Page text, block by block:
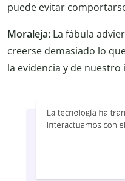
puede evitar
Moraleja: La fábula
creerse demasiado lo
la evidencia y de